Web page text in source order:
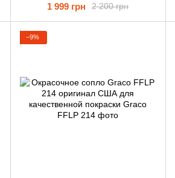
2 200 грн
1 999 грн
−9%